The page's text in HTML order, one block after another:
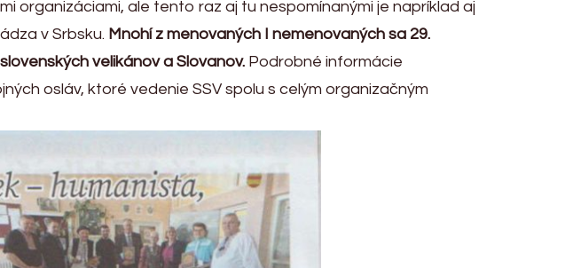
organizáciami, ale tento raz aj tu nespomínanými je napríklad aj
v Srbsku. Mnohí z menovaných I nemenovaných sa 29.
velikánov a Slovanov. Podrobné informácie
osláv, ktoré vedenie SSV spolu s celým organizačným